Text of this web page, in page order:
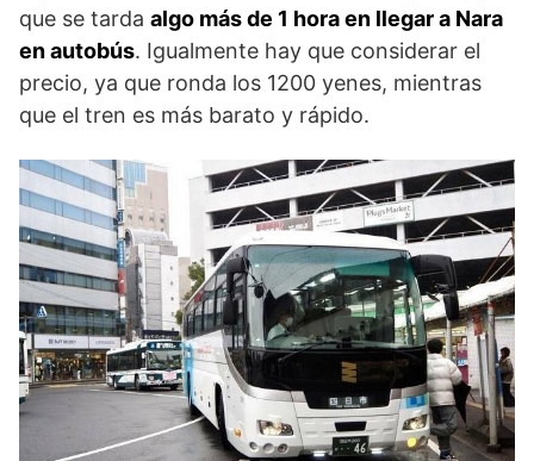
que se tarda algo más de 1 hora en llegar a Nara
en autobús. Igualmente hay que considerar el
precio, ya que ronda los 1200 yenes, mientras
que el tren es más barato y rápido.